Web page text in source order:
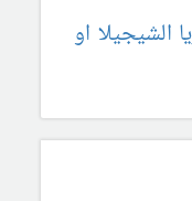
الشيجيلا او